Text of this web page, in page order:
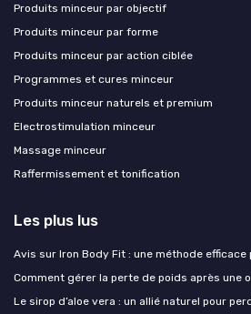
Produits minceur par objectif
Produits minceur par forme
Produits minceur par action ciblée
Programmes et cures minceur
Produits minceur naturels et premium
Electrostimulation minceur
Massage minceur
Raffermissement et tonification
Les plus lus
Avis sur Iron Body Fit : une méthode
Comment gérer la perte de poids après une
Le sirop d’aloe vera : un allié naturel pour